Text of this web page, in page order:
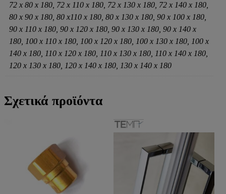
72 x 80 x 180, 72 x 110 x 180, 72 x 130 x 180, 72 x 140 x 180,
80 x 90 x 180, 80 x110 x 180, 80 x 130 x 180, 90 x 100 x 180,
90 x 110 x 180, 90 x 120 x 180, 90 x 130 x 180, 90 x 140 x
180, 100 x 110 x 180, 100 x 120 x 180, 100 x 130 x 180, 100 x
140 x 180, 110 x 120 x 180, 110 x 130 x 180, 110 x 140 x 180,
120 x 130 x 180, 120 x 140 x 180, 130 x 140 x 180
Σχετικά προϊόντα